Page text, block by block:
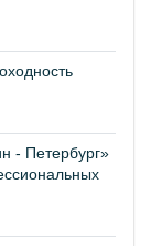
- Петербург»